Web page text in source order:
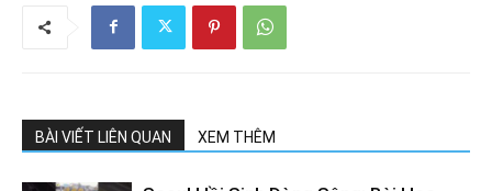
BÀI VIẾT LIÊN QUAN XEM THÊM